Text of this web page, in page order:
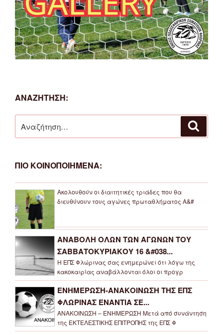
ΑΝΑΖΗΤΗΣΗ:
για:
ΠΙΟ ΚΟΙΝΟΠΟΙΗΜΕΝΑ:
Ακολουθούν οι διαιτητικές τριάδες που θα
διευθύνουν τους αγώνες πρωταθλήματος Α&#
ΑΝΑΒΟΛΗ ΟΛΩΝ ΤΩΝ ΑΓΩΝΩΝ ΤΟΥ
ΣΑΒΒΑΤΟΚΥΡΙΑΚΟΥ 16 &#038...
Η ΕΠΣ Φλώρινας σας ενημερώνει ότι λόγω της
κακοκαιρίας αναβάλλονται όλοι οι προγρ
ΕΝΗΜΕΡΩΣΗ-ΑΝΑΚΟΙΝΩΣΗ ΤΗΣ ΕΠΣ
ΦΛΩΡΙΝΑΣ ΕΝΑΝΤΙΑ ΣΕ...
ΑΝΑΚΟΙΝΩΣΗ – ΕΝΗΜΕΡΩΣΗ Μετά από συνάντηση
της ΕΚΤΕΛΕΣΤΙΚΗΣ ΕΠΙΤΡΟΠΗΣ της ΕΠΣ Φ